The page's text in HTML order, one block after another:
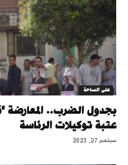
على الساحة
بجدول الضرب..
عتبة توكيلات الرئاسة
سبتمبر 27, 2023